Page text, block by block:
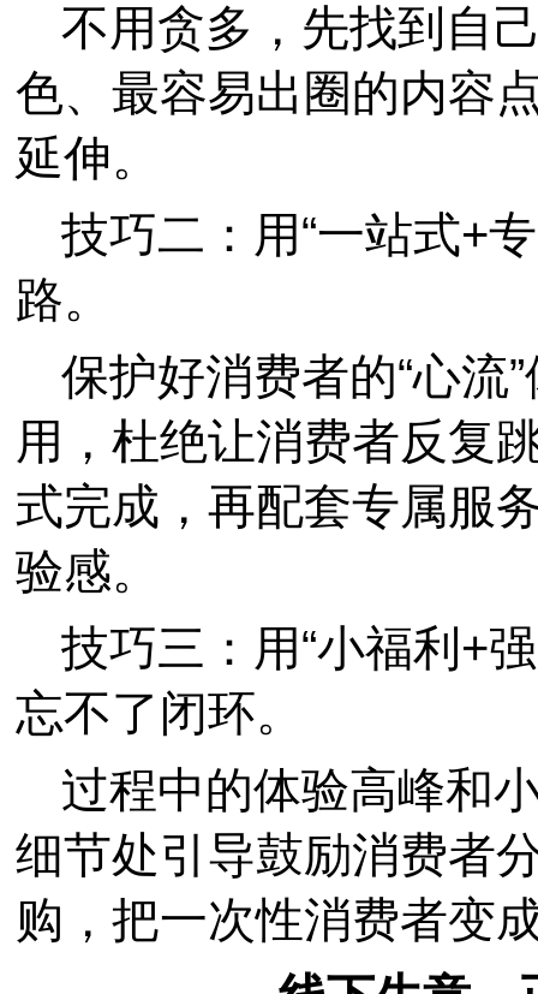
不用贪多，先找到自
色、最容易出圈的内容
延伸。
技巧二：用“一站式+
路。
保护好消费者的“心流
用，杜绝让消费者反复
式完成，再配套专属服
验感。
技巧三：用“小福利+
忘不了闭环。
过程中的体验高峰和
细节处引导鼓励消费者
购， 把一次性消费者变